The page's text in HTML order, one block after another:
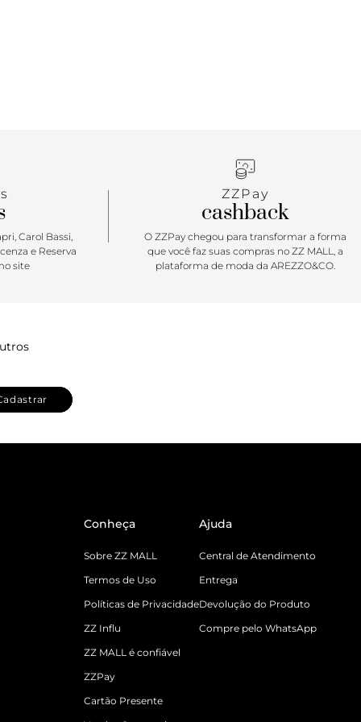
Carol Bassi,
e Reserva
site
ZZPay
cashback
O ZZPay chegou para transformar a forma
que você faz suas compras no ZZ MALL, a
plataforma de moda da AREZZO&CO.
Conheça
Sobre ZZ MALL
Termos de Uso
Políticas de Privacidade
ZZ Influ
ZZ MALL é confiável
ZZPay
Cartão Presente
Ajuda
Central de Atendimento
Entrega
Devolução do Produto
Compre pelo WhatsApp